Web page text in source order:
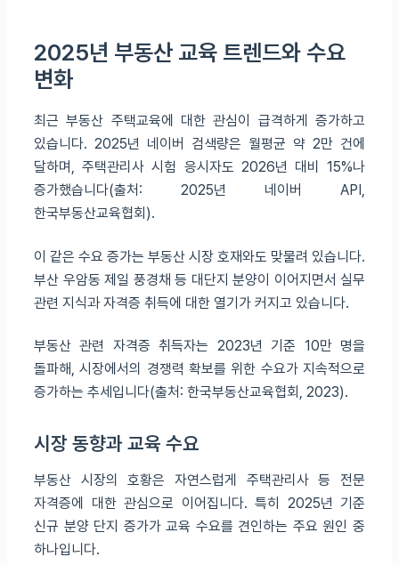
2025년 부동산 교육 트렌드와 수요
변화
최근 부동산 주택교육에 대한 관심이 급격하게 증가하고
있습니다. 2025년 네이버 검색량은 월평균 약 2만 건에
달하며, 주택관리사 시험 응시자도 2026년 대비 15%나
증가했습니다(출처: 2025년 네이버 API,
한국부동산교육협회).
이 같은 수요 증가는 부동산 시장 호재와도 맞물려 있습니다.
부산 우암동 제일 풍경채 등 대단지 분양이 이어지면서 실무
관련 지식과 자격증 취득에 대한 열기가 커지고 있습니다.
부동산 관련 자격증 취득자는 2023년 기준 10만 명을
돌파해, 시장에서의 경쟁력 확보를 위한 수요가 지속적으로
증가하는 추세입니다(출처: 한국부동산교육협회, 2023).
시장 동향과 교육 수요
부동산 시장의 호황은 자연스럽게 주택관리사 등 전문
자격증에 대한 관심으로 이어집니다. 특히 2025년 기준
신규 분양 단지 증가가 교육 수요를 견인하는 주요 원인 중
하나입니다.